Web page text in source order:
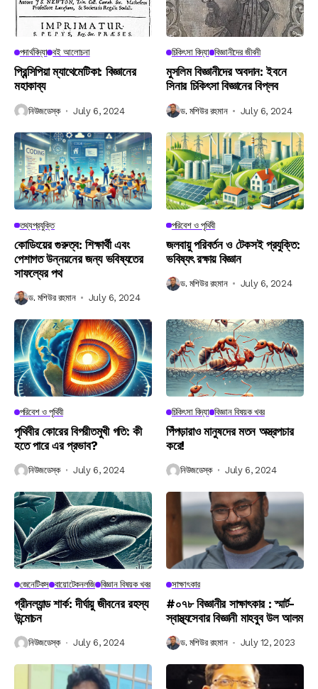
পদার্থবিদ্যা বই আলোচনা
প্রিন্সিপিয়া ম্যাথেমেটিকা: বিজ্ঞানের
মহাকাব্য
নিউজডেস্ক July 6, 2024
চিকিৎসা বিদ্যা বিজ্ঞানীদের জীবনী
মুসলিম বিজ্ঞানীদের অবদান: ইবনে
সিনার চিকিৎসা বিজ্ঞানের বিপ্লব
ড. মশিউর রহমান July 6, 2024
তথ্যপ্রযুক্তি
কোডিংয়ের গুরুত্ব: শিক্ষার্থী এবং
পেশাগত উন্নয়নের জন্য ভবিষ্যতের
সাফল্যের পথ
ড. মশিউর রহমান July 6, 2024
পরিবেশ ও পৃথিবী
জলবায়ু পরিবর্তন ও টেকসই প্রযুক্তি:
ভবিষ্যৎ রক্ষায় বিজ্ঞান
ড. মশিউর রহমান July 6, 2024
পরিবেশ ও পৃথিবী
পৃথিবীর কোরের বিপরীতমুখী গতি: কী
হতে পারে এর প্রভাব?
নিউজডেস্ক July 6, 2024
চিকিৎসা বিদ্যা বিজ্ঞান বিষয়ক খবর
পিঁপড়ারাও মানুষদের মতন অস্ত্রপচার
করে!
নিউজডেস্ক July 6, 2024
জেনেটিকস বায়োটেকনলজি বিজ্ঞান বিষয়ক খবর
গ্রীনল্যান্ড শার্ক: দীর্ঘায়ু জীবনের রহস্য
উন্মোচন
নিউজডেস্ক July 6, 2024
সাক্ষাৎকার
#০৭৮ বিজ্ঞানীর সাক্ষাৎকার : স্মার্ট-
স্বাস্থ্যসেবার বিজ্ঞানী মাহবুব উল আলম
ড. মশিউর রহমান July 12, 2023